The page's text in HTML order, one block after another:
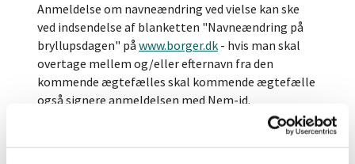
Anmeldelse om navneændring ved vielse kan ske
ved indsendelse af blanketten "Navneændring på
bryllupsdagen" på www.borger.dk - hvis man skal
overtage mellem og/eller efternavn fra den
kommende ægtefælles skal kommende ægtefælle
også signere anmeldelsen med Nem-id.
HUSK at hvis begge parter skal ændre navn så skal
BEGGE udfylde en anmodning om at få ændret navn